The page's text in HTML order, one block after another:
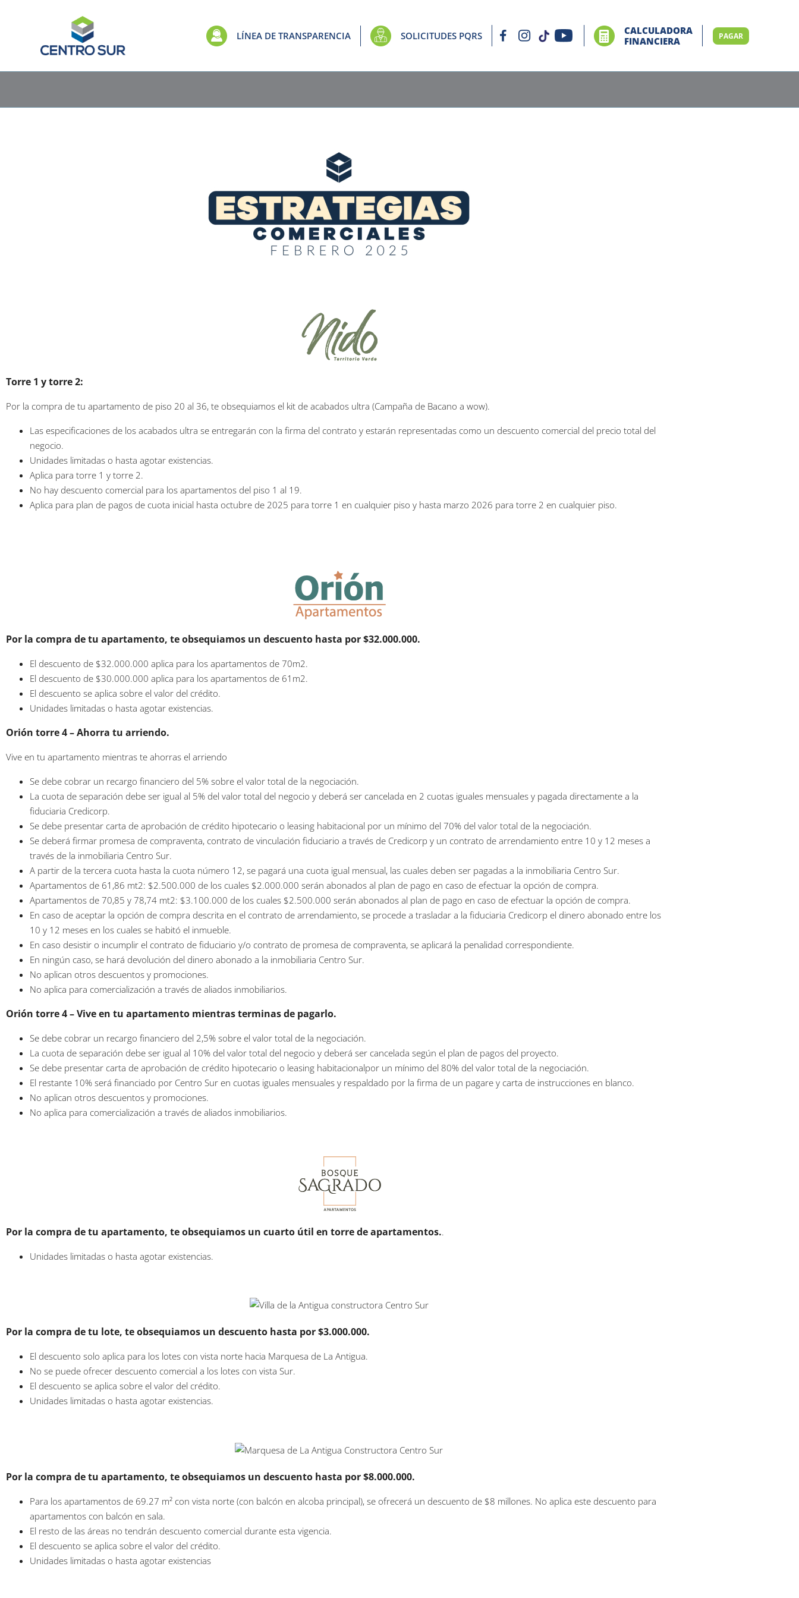
LÍNEA DE TRANSPARENCIA SOLICITUDES PQRS
CALCULADORA
FINANCIERA
PAGAR
Torre 1 y torre 2:
Por la compra de tu apartamento de piso 20 al 36, te obsequiamos el kit de acabados ultra (Campaña de Bacano a wow).
Las especificaciones de los acabados ultra se entregarán con la firma del contrato y estarán representadas como un descuento comercial del precio total del
negocio.
Unidades limitadas o hasta agotar existencias.
Aplica para torre 1 y torre 2.
No hay descuento comercial para los apartamentos del piso 1 al 19.
Aplica para plan de pagos de cuota inicial hasta octubre de 2025 para torre 1 en cualquier piso y hasta marzo 2026 para torre 2 en cualquier piso.
Por la compra de tu apartamento, te obsequiamos un descuento hasta por $32.000.000.
El descuento de $32.000.000 aplica para los apartamentos de 70m2.
El descuento de $30.000.000 aplica para los apartamentos de 61m2.
El descuento se aplica sobre el valor del crédito.
Unidades limitadas o hasta agotar existencias.
Orión torre 4 – Ahorra tu arriendo.
Vive en tu apartamento mientras te ahorras el arriendo
Se debe cobrar un recargo financiero del 5% sobre el valor total de la negociación.
La cuota de separación debe ser igual al 5% del valor total del negocio y deberá ser cancelada en 2 cuotas iguales mensuales y pagada directamente a la
fiduciaria Credicorp.
Se debe presentar carta de aprobación de crédito hipotecario o leasing habitacional por un mínimo del 70% del valor total de la negociación.
Se deberá firmar promesa de compraventa, contrato de vinculación fiduciario a través de Credicorp y un contrato de arrendamiento entre 10 y 12 meses a
través de la inmobiliaria Centro Sur.
A partir de la tercera cuota hasta la cuota número 12, se pagará una cuota igual mensual, las cuales deben ser pagadas a la inmobiliaria Centro Sur.
Apartamentos de 61,86 mt2: $2.500.000 de los cuales $2.000.000 serán abonados al plan de pago en caso de efectuar la opción de compra.
Apartamentos de 70,85 y 78,74 mt2: $3.100.000 de los cuales $2.500.000 serán abonados al plan de pago en caso de efectuar la opción de compra.
En caso de aceptar la opción de compra descrita en el contrato de arrendamiento, se procede a trasladar a la fiduciaria Credicorp el dinero abonado entre los
10 y 12 meses en los cuales se habitó el inmueble.
En caso desistir o incumplir el contrato de fiduciario y/o contrato de promesa de compraventa, se aplicará la penalidad correspondiente.
En ningún caso, se hará devolución del dinero abonado a la inmobiliaria Centro Sur.
No aplican otros descuentos y promociones.
No aplica para comercialización a través de aliados inmobiliarios.
Orión torre 4 – Vive en tu apartamento mientras terminas de pagarlo.
Se debe cobrar un recargo financiero del 2,5% sobre el valor total de la negociación.
La cuota de separación debe ser igual al 10% del valor total del negocio y deberá ser cancelada según el plan de pagos del proyecto.
Se debe presentar carta de aprobación de crédito hipotecario o leasing habitacionalpor un mínimo del 80% del valor total de la negociación.
El restante 10% será financiado por Centro Sur en cuotas iguales mensuales y respaldado por la firma de un pagare y carta de instrucciones en blanco.
No aplican otros descuentos y promociones.
No aplica para comercialización a través de aliados inmobiliarios.
Por la compra de tu apartamento, te obsequiamos un cuarto útil en torre de apartamentos..
Unidades limitadas o hasta agotar existencias.
Por la compra de tu lote, te obsequiamos un descuento hasta por $3.000.000.
El descuento solo aplica para los lotes con vista norte hacia Marquesa de La Antigua.
No se puede ofrecer descuento comercial a los lotes con vista Sur.
El descuento se aplica sobre el valor del crédito.
Unidades limitadas o hasta agotar existencias.
Por la compra de tu apartamento, te obsequiamos un descuento hasta por $8.000.000.
Para los apartamentos de 69.27 m² con vista norte (con balcón en alcoba principal), se ofrecerá un descuento de $8 millones. No aplica este descuento para
apartamentos con balcón en sala.
El resto de las áreas no tendrán descuento comercial durante esta vigencia.
El descuento se aplica sobre el valor del crédito.
Unidades limitadas o hasta agotar existencias